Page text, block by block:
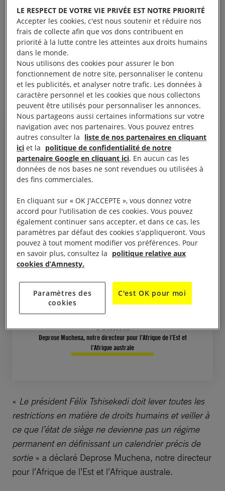
notamment des députés, des militantes et militants
pro-démocratie et du personnel d’organisations de
défense des droits humains, et ce depuis sa mise en
place le 3 mai 2021. Il expose également comment
les autorités utilisent les juridictions militaires pour
poursuivre les détracteurs de l’État dans le cadre de
procès iniques.
Au mépris total de la loi, les
forces de défense et de sécurité
ont été dotées de pouvoirs
étendus qui ne sont pas justifiés
par l’objectif déclaré de l’état de
siège et qu’elles utilisent pour
réduire au silence toute
personne demandant des
comptes sur les agissements de
l’État dans les provinces du Nord-
Kivu et de l’Ituri, théâtres de
conflits
Deprose Muchena, notre directeur pour l’Afrique de l’Est et
l’Afrique australe
« Le président Félix Tshisekedi doit lever toutes les
restrictions en matière de droits humains et veiller à
ce que l’état de siège ne devienne pas un régime
permanent en définissant un calendrier précis de
sortie» a déclaré Deprose Muchena, notre directeur
pour l’Afrique de l’Est et l’Afrique australe.
LE RESPECT DE VOTRE VIE PRIVÉE EST NOTRE PRIORITÉ
Accepter les cookies, c'est nous soutenir et réduire nos
frais de collecte afin que vos dons contribuent en
priorité à la lutte contre les atteintes aux droits humains
dans le monde.
Nous utilisons des cookies pour assurer le bon
fonctionnement de notre site, personnaliser le contenu
et les publicités, et analyser notre trafic. Les données à
caractère personnel et les cookies que nous collectons
peuvent être utilisés pour personnaliser les annonces.
Nous partageons aussi certaines informations sur votre
navigation avec nos partenaires. Vous pouvez entres
autres consulter la liste de nos partenaires en cliquant
ici et la politique de confidentialité de notre
partenaire Google en cliquant ici. En aucun cas les
données de nos bases ne sont revendues ou utilisées à
des fins commerciales.
En cliquant sur « OK J'ACCEPTE », vous donnez votre
accord pour l'utilisation de ces cookies. Vous pouvez
également continuer sans accepter, et dans ce cas, les
paramètres par défaut des cookies s'appliqueront. Vous
pouvez à tout moment modifier vos préférences. Pour
en savoir plus, consultez la politique relative aux
cookies d’Amnesty.
Paramètres des
cookies
C'est OK pour moi